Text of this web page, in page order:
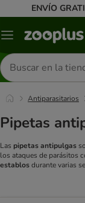
ENVÍO
Menú
Buscar
productos
Antiparasitarios
Pipetas
Las pipetas antipulgas
los ataques de parásitos
establosdurante varias